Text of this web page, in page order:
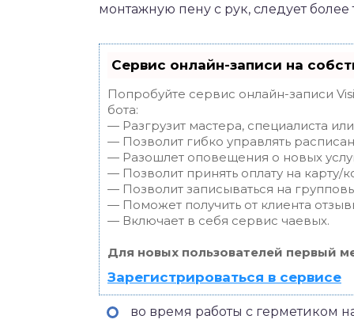
монтажную пену с рук, следует более
Сервис онлайн-записи на
Попробуйте сервис онлайн-записи
бота:
— Разгрузит мастера, специалиста
— Позволит гибко управлять
— Разошлет оповещения о новых
— Позволит принять оплату на карту/
— Позволит записываться на
— Поможет получить от клиента
— Включает в себя сервис чаевых.
Для новых пользователей первый
Зарегистрироваться в сервисе
во время работы с герметиком